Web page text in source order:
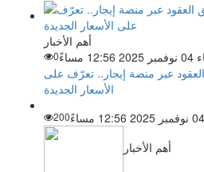
أهم الأخبار
مساءً
0
عبر منصة إيجار.. تعرّف على
الأسعار الجديدة
200
أهم الأخبار